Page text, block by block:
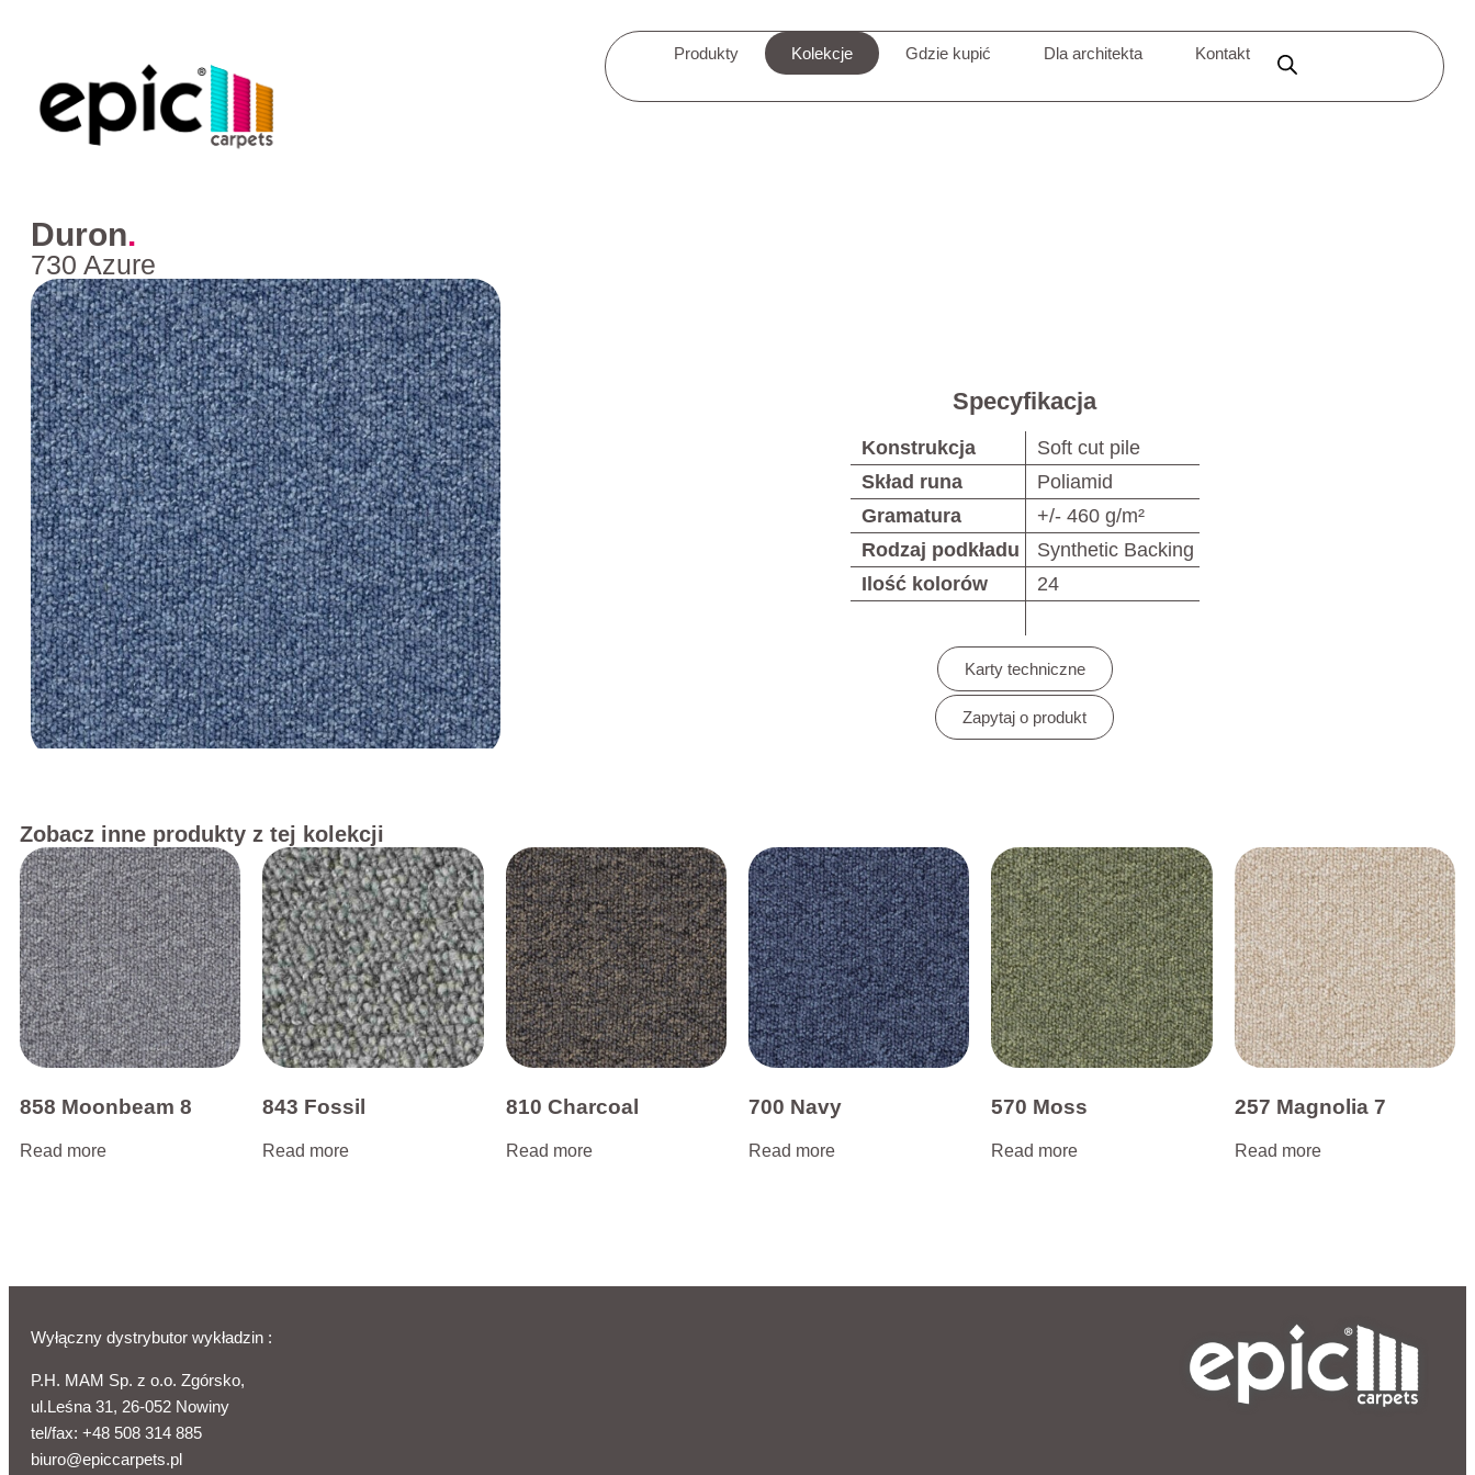
Produkty Kolekcje Gdzie kupić Dla architekta Kontakt
Duron.
730 Azure
Specyfikacja
Konstrukcja
Soft cut pile
Skład runa
Poliamid
Gramatura
+/- 460 g/m²
Rodzaj podkładu
Synthetic Backing
Ilość kolorów
24
Karty techniczne
Zapytaj o produkt
Zobacz inne produkty z tej kolekcji
858 Moonbeam 8
Read more
843 Fossil
Read more
810 Charcoal
Read more
700 Navy
Read more
570 Moss
Read more
257 Magnolia 7
Read more
Wyłączny dystrybutor wykładzin :
P.H. MAM Sp. z o.o. Zgórsko,
ul.Leśna 31, 26-052 Nowiny
tel/fax: +48 508 314 885
biuro@epiccarpets.pl